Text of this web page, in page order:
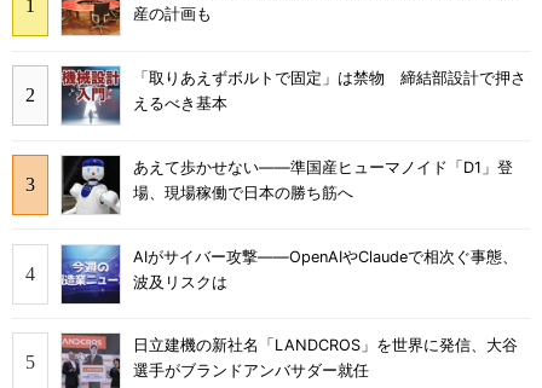
産の計画も
「取りあえずボルトで固定」は禁物 締結部設計で押さ
えるべき基本
あえて歩かせない――準国産ヒューマノイド「D1」登
場、現場稼働で日本の勝ち筋へ
AIがサイバー攻撃――OpenAIやClaudeで相次ぐ事態、
波及リスクは
日立建機の新社名「LANDCROS」を世界に発信、大谷
選手がブランドアンバサダー就任